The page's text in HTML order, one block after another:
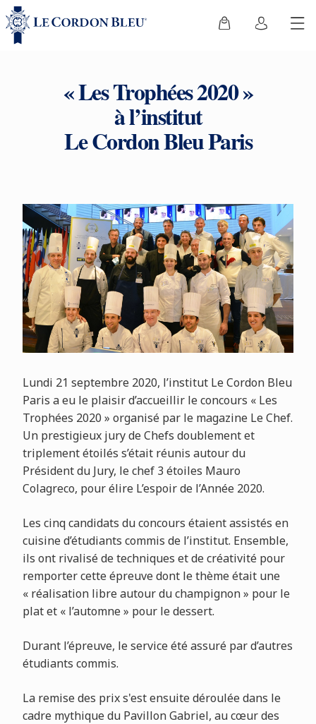
« Les Trophées 2020 »
à l’institut
Le Cordon Bleu Paris
Lundi 21 septembre 2020, l’institut Le Cordon Bleu
Paris a eu le plaisir d’accueillir le concours « Les
Trophées 2020 » organisé par le magazine Le Chef.
Un prestigieux jury de Chefs doublement et
triplement étoilés s’était réunis autour du
Président du Jury, le chef 3 étoiles Mauro
Colagreco, pour élire L’espoir de l’Année 2020.
Les cinq candidats du concours étaient assistés en
cuisine d’étudiants commis de l’institut. Ensemble,
ils ont rivalisé de techniques et de créativité pour
remporter cette épreuve dont le thème était une
« réalisation libre autour du champignon » pour le
plat et « l’automne » pour le dessert.
Durant l’épreuve, le service été assuré par d’autres
étudiants commis.
La remise des prix s'est ensuite déroulée dans le
cadre mythique du Pavillon Gabriel, au cœur des